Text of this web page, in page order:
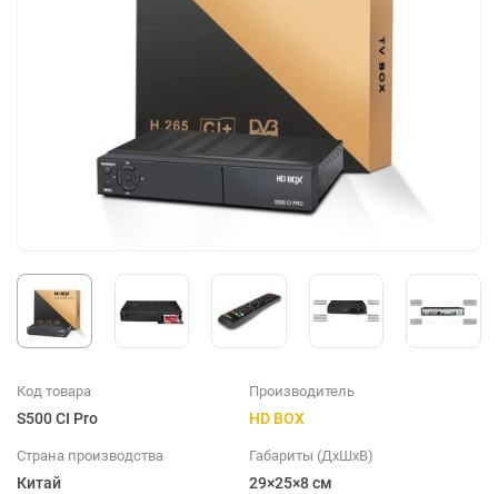
Код товара
S500 CI Pro
Производитель
HD BOX
Страна производства
Китай
Габариты (ДхШхВ)
29×25×8 см